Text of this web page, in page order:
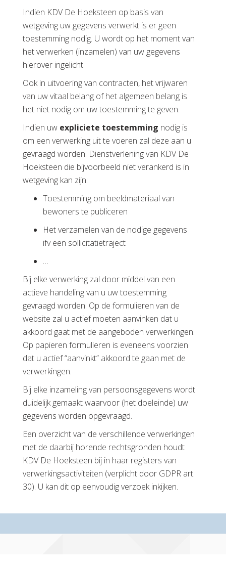
Indien KDV De Hoeksteen op basis van
wetgeving uw gegevens verwerkt is er geen
toestemming nodig. U wordt op het moment van
het verwerken (inzamelen) van uw gegevens
hierover ingelicht.
Ook in uitvoering van contracten, het vrijwaren
van uw vitaal belang of het algemeen belang is
het niet nodig om uw toestemming te geven.
Indien uw expliciete toestemming nodig is
om een verwerking uit te voeren zal deze aan u
gevraagd worden. Dienstverlening van KDV De
Hoeksteen die bijvoorbeeld niet verankerd is in
wetgeving kan zijn:
Toestemming om beeldmateriaal van
bewoners te publiceren
Het verzamelen van de nodige gegevens
ifv een sollicitatietraject
…
Bij elke verwerking zal door middel van een
actieve handeling van u uw toestemming
gevraagd worden. Op de formulieren van de
website zal u actief moeten aanvinken dat u
akkoord gaat met de aangeboden verwerkingen.
Op papieren formulieren is eveneens voorzien
dat u actief “aanvinkt” akkoord te gaan met de
verwerkingen.
Bij elke inzameling van persoonsgegevens wordt
duidelijk gemaakt waarvoor (het doeleinde) uw
gegevens worden opgevraagd.
Een overzicht van de verschillende verwerkingen
met de daarbij horende rechtsgronden houdt
KDV De Hoeksteen bij in haar registers van
verwerkingsactiviteiten (verplicht door GDPR art.
30). U kan dit op eenvoudig verzoek inkijken.